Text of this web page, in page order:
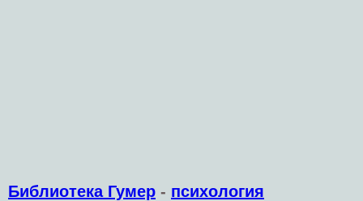
Библиотека Гумер - психология